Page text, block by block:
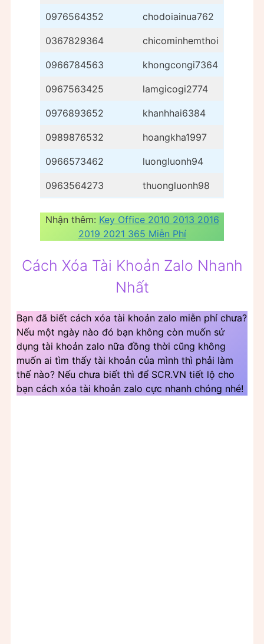
0976564352 chodoiainua762
0367829364 chicominhemthoi
0966784563 khongcongi7364
0967563425 lamgicogi2774
0976893652 khanhhai6384
0989876532 hoangkha1997
0966573462 luongluonh94
0963564273 thuongluonh98
Nhận thêm: Key Office 2010 2013 2016
2019 2021 365 Miễn Phí
Cách Xóa Tài Khoản Zalo Nhanh
Nhất
Bạn đã biết cách xóa tài khoản zalo miễn phí chưa?
Nếu một ngày nào đó bạn không còn muốn sử
dụng tài khoản zalo nữa đồng thời cũng không
muốn ai tìm thấy tài khoản của mình thì phải làm
thế nào? Nếu chưa biết thì để SCR.VN tiết lộ cho
bạn cách xóa tài khoản zalo cực nhanh chóng nhé!